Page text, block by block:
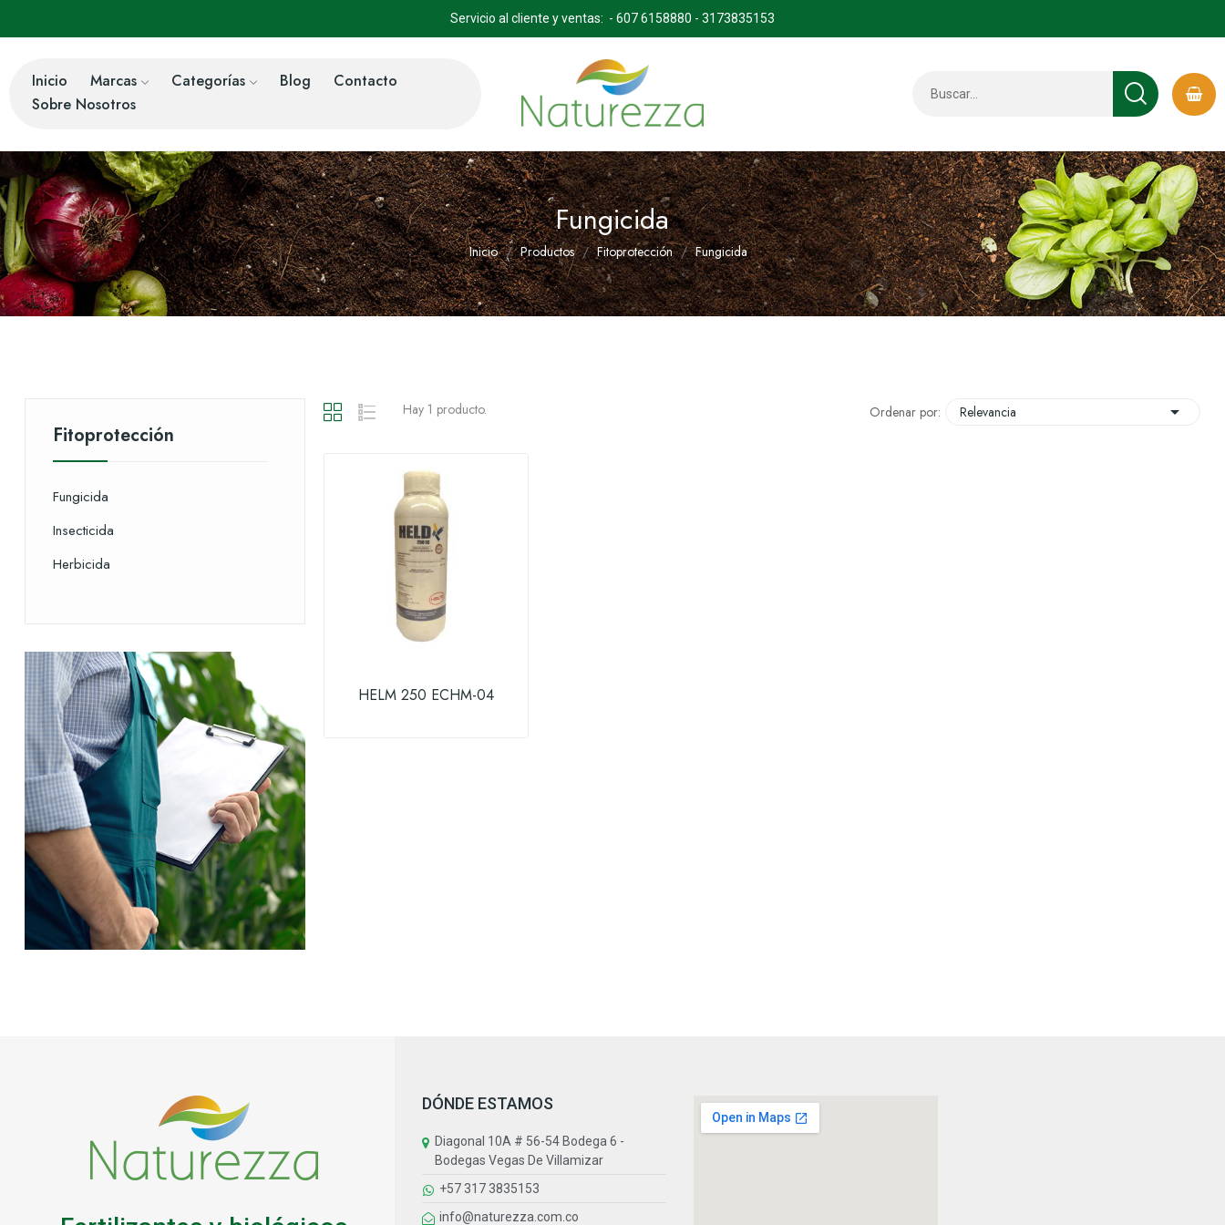
Servicio al cliente y ventas: - 607 6158880 - 3173835153
Inicio Marcas Categorías Blog
Contacto
Sobre Nosotros
Fungicida
Inicio Productos Fitoprotección Fungicida
Fitoprotección
Fungicida
Insecticida
Herbicida
Hay 1 producto. Ordenar por: Relevancia 
HELM 250 ECHM-04
DÓNDE ESTAMOS
Diagonal 10A # 56-54 Bodega 6 -
Bodegas Vegas De Villamizar
+57 317 3835153
info@naturezza.com.co